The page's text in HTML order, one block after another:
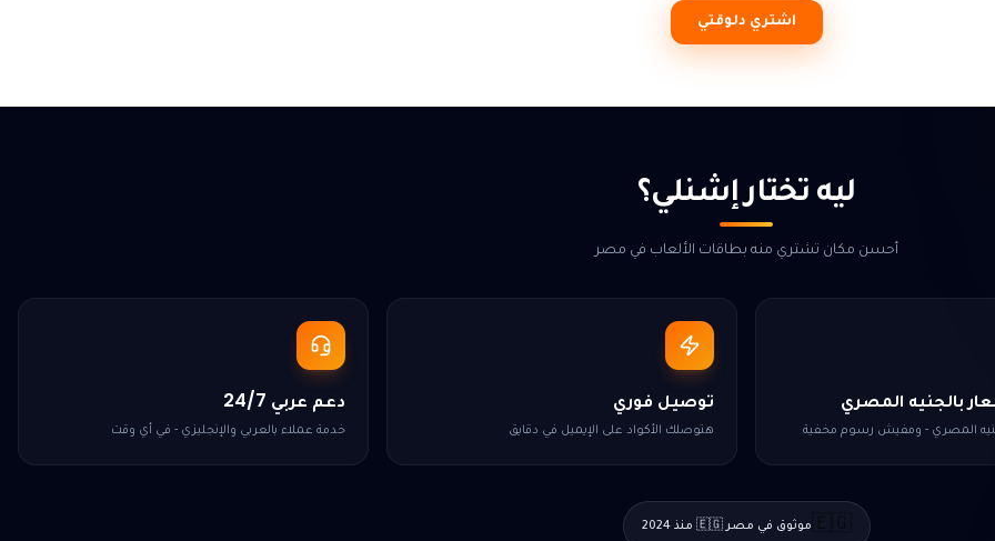
اشتري دلوقتي
ليه تختار إشنلي؟
أحسن مكان تشتري منه بطاقات الألعاب في مصر
بالجنيه المصري
المصري - ومفيش رسوم مخفية
توصيل فوري
هتوصلك الأكواد على الإيميل في دقايق
دعم عربي 24/7
خدمة عملاء بالعربي والإنجليزي - في أي وقت
🇪🇬موثوق في مصر 🇪🇬 منذ 2024